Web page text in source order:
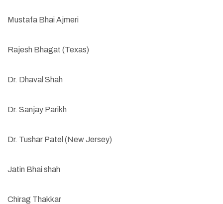
Mustafa Bhai Ajmeri
Rajesh Bhagat (Texas)
Dr. Dhaval Shah
Dr. Sanjay Parikh
Dr. Tushar Patel (New Jersey)
Jatin Bhai shah
Chirag Thakkar